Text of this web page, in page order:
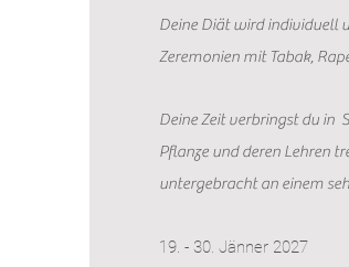
Deine Diät wird individuell
Zeremonien mit Tabak,
Deine Zeit verbringst du in
Pflanze und deren Lehren
untergebracht an einem
19. - 30. Jänner 2027